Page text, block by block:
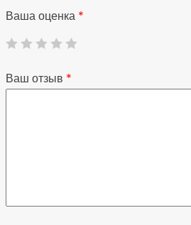
Ваша оценка *
Ваш отзыв *